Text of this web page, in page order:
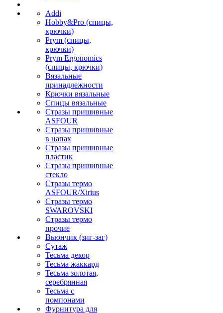
Addi
Hobby&Pro (спицы,
крючки)
Prym (спицы,
крючки)
Prym Ergonomics
(спицы, крючки)
Вязальные
принадлежности
Крючки вязальные
Спицы вязальные
Стразы пришивные
ASFOUR
Стразы пришивные
в цапах
Стразы пришивные
пластик
Стразы пришивные
стекло
Стразы термо
ASFOUR/Xirius
Стразы термо
SWAROVSKI
Стразы термо
прочие
Вьюнчик (зиг-заг)
Сутаж
Тесьма декор
Тесьма жаккард
Тесьма золотая,
серебрянная
Тесьма с
помпонами
Фурнитура для